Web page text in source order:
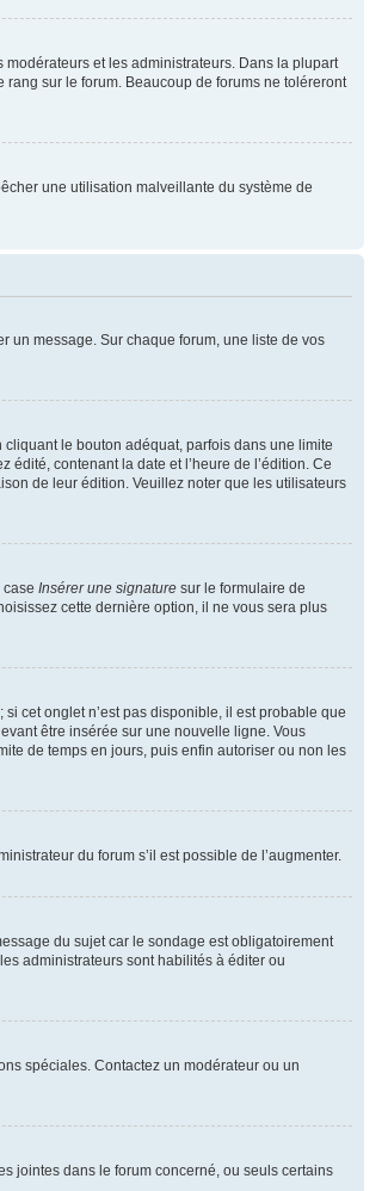
et les administrateurs. Dans la plupart
sur le forum. Beaucoup de forums ne toléreront
une utilisation malveillante du système de
un message. Sur chaque forum, une liste de vos
le bouton adéquat, parfois dans une limite
contenant la date et l’heure de l’édition. Ce
de leur édition. Veuillez noter que les utilisateurs
case Insérer une signature sur le formulaire de
cette dernière option, il ne vous sera plus
cet onglet n’est pas disponible, il est probable que
être insérée sur une nouvelle ligne. Vous
de temps en jours, puis enfin autoriser ou non les
du forum s’il est possible de l’augmenter.
du sujet car le sondage est obligatoirement
administrateurs sont habilités à éditer ou
spéciales. Contactez un modérateur ou un
jointes dans le forum concerné, ou seuls certains